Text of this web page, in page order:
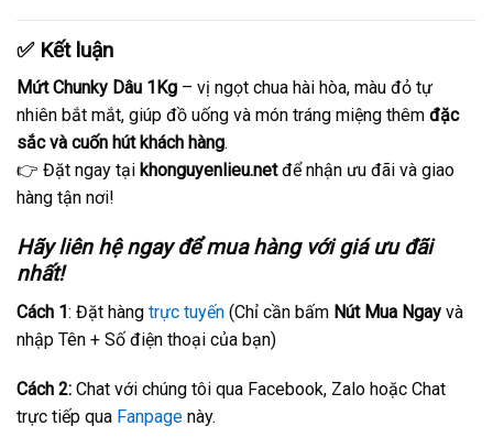
✅ Kết luận
Mứt Chunky Dâu 1Kg – vị ngọt chua hài hòa, màu đỏ tự
nhiên bắt mắt, giúp đồ uống và món tráng miệng thêm đặc
sắc và cuốn hút khách hàng.
👉 Đặt ngay tại khonguyenlieu.netđể nhận ưu đãi và giao
hàng tận nơi!
Hãy liên hệ ngay để mua hàng với giá ưu đãi
nhất!
Cách 1: Đặt hàng trực tuyến (Chỉ cần bấm Nút Mua Ngay và
nhập Tên + Số điện thoại của bạn)
Cách 2: Chat với chúng tôi qua Facebook, Zalo hoặc Chat
trực tiếp qua Fanpage này.